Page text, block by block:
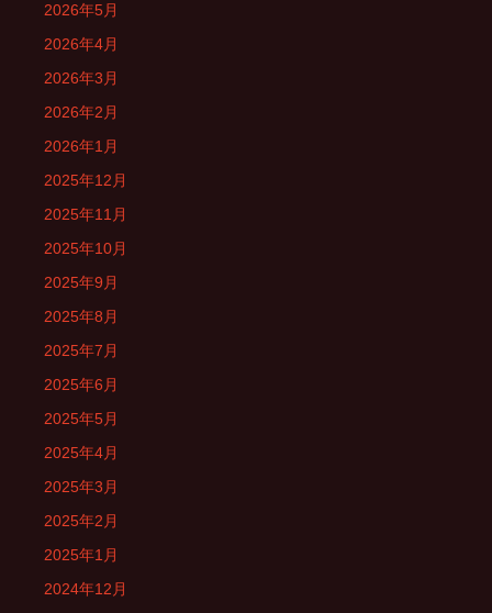
2026年5月
2026年4月
2026年3月
2026年2月
2026年1月
2025年12月
2025年11月
2025年10月
2025年9月
2025年8月
2025年7月
2025年6月
2025年5月
2025年4月
2025年3月
2025年2月
2025年1月
2024年12月